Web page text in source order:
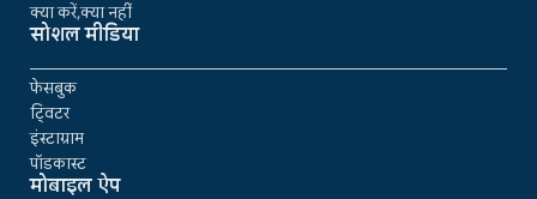
क्या करें,क्या नहीं
सोशल मीडिया
फेसबुक
ट्विटर
इंस्टाग्राम
पॉडकास्ट
मोबाइल ऐप